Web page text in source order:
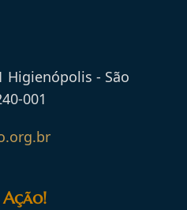
Higienópolis - São
001